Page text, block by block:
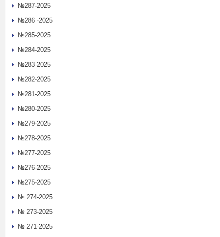
№287-2025
№286 -2025
№285-2025
№284-2025
№283-2025
№282-2025
№281-2025
№280-2025
№279-2025
№278-2025
№277-2025
№276-2025
№275-2025
№ 274-2025
№ 273-2025
№ 271-2025